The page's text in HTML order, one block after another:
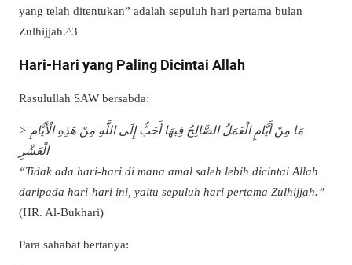
yang telah ditentukan” adalah sepuluh hari pertama bulan
Zulhijjah.^3
Hari-Hari yang Paling Dicintai Allah
Rasulullah SAW bersabda:
> مَا مِنْ أَيَّامٍ الْعَمَلُ الصَّالِحُ فِيهَا أَحَبُّ إِلَى اللَّهِ مِنْ هَذِهِ الْأَيَّامِ
الْعَشْرِ
“Tidak ada hari-hari di mana amal saleh lebih dicintai Allah
daripada hari-hari ini, yaitu sepuluh hari pertama Zulhijjah.”
(HR. Al-Bukhari)
Para sahabat bertanya: